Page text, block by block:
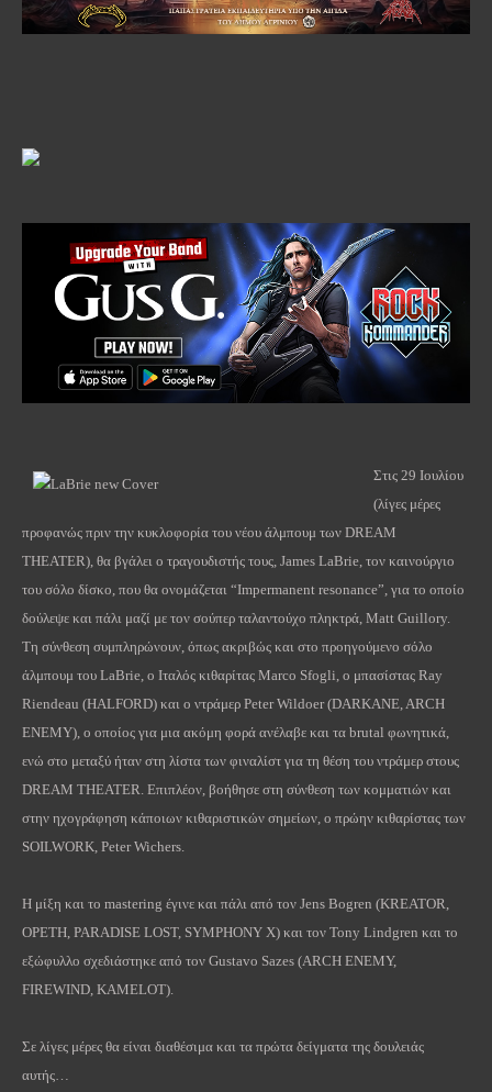
Στις 29 Ιουλίου
(λίγες μέρες
προφανώς πριν την κυκλοφορία του νέου άλμπουμ των DREAM
THEATER), θα βγάλει ο τραγουδιστής τους, James LaBrie, τον καινούργιο
του σόλο δίσκο, που θα ονομάζεται “Impermanent resonance”, για το οποίο
δούλεψε και πάλι μαζί με τον σούπερ ταλαντούχο πληκτρά, Matt Guillory.
Τη σύνθεση συμπληρώνουν, όπως ακριβώς και στο προηγούμενο σόλο
άλμπουμ του LaBrie, ο Ιταλός κιθαρίτας Marco Sfogli, ο μπασίστας Ray
Riendeau (HALFORD) και ο ντράμερ Peter Wildoer (DARKANE, ARCH
ENEMY), ο οποίος για μια ακόμη φορά ανέλαβε και τα brutal φωνητικά,
ενώ στο μεταξύ ήταν στη λίστα των φιναλίστ για τη θέση του ντράμερ στους
DREAM THEATER. Επιπλέον, βοήθησε στη σύνθεση των κομματιών και
στην ηχογράφηση κάποιων κιθαριστικών σημείων, ο πρώην κιθαρίστας των
SOILWORK, Peter Wichers.
Η μίξη και το mastering έγινε και πάλι από τον Jens Bogren (KREATOR,
OPETH, PARADISE LOST, SYMPHONY X) και τον Tony Lindgren και το
εξώφυλλο σχεδιάστηκε από τον Gustavo Sazes (ARCH ENEMY,
FIREWIND, KAMELOT).
Σε λίγες μέρες θα είναι διαθέσιμα και τα πρώτα δείγματα της δουλειάς
αυτής…